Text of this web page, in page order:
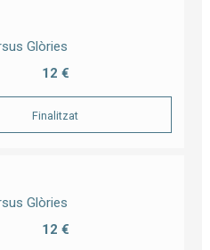
Glòries
12 €
Finalitzat
Glòries
12 €